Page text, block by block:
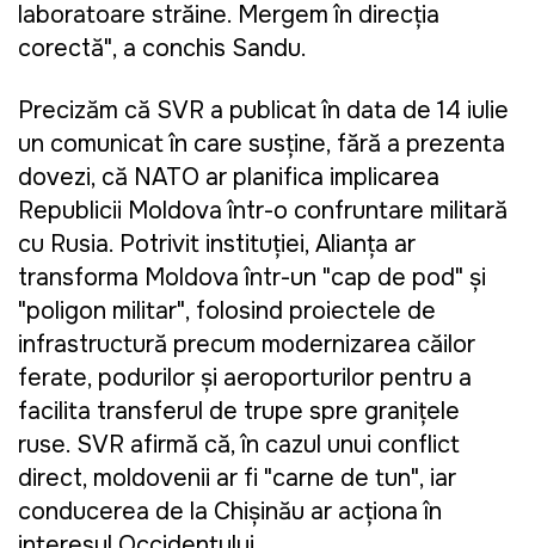
laboratoare străine. Mergem în direcția
corectă", a conchis Sandu.
Precizăm că SVR a publicat în data de 14 iulie
un comunicat în care susține, fără a prezenta
dovezi, că NATO ar planifica implicarea
Republicii Moldova într-o confruntare militară
cu Rusia. Potrivit instituției, Alianța ar
transforma Moldova într-un "cap de pod" și
"poligon militar", folosind proiectele de
infrastructură precum modernizarea căilor
ferate, podurilor și aeroporturilor pentru a
facilita transferul de trupe spre granițele
ruse. SVR afirmă că, în cazul unui conflict
direct, moldovenii ar fi "carne de tun", iar
conducerea de la Chișinău ar acționa în